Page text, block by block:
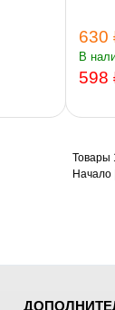
630
В
598
Товары
Начало